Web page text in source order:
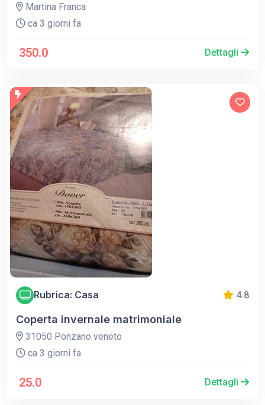
Martina Franca
ca 3 giorni fa
350.0 Dettagli
Rubrica: Casa 4.8
Coperta invernale matrimoniale
31050 Ponzano veneto
ca 3 giorni fa
25.0 Dettagli